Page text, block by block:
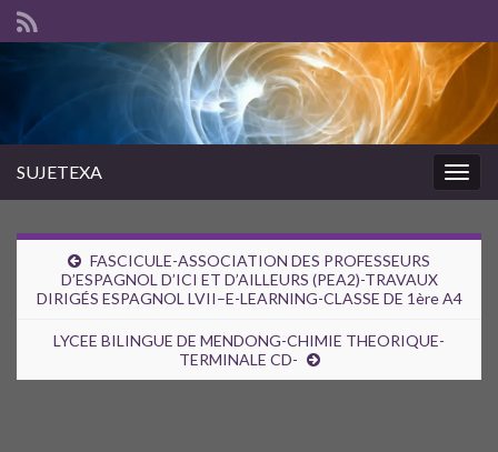
SUJETEXA
FASCICULE-ASSOCIATION DES PROFESSEURS
D’ESPAGNOL D’ICI ET D’AILLEURS (PEA2)-TRAVAUX
DIRIGÉS ESPAGNOL LVII–E-LEARNING-CLASSE DE 1ère A4
LYCEE BILINGUE DE MENDONG-CHIMIE THEORIQUE-
TERMINALE CD-